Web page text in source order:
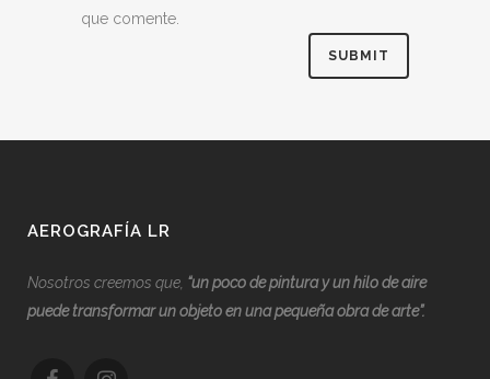
que comente.
AEROGRAFÍA LR
Nosotros creemos que, “un poco de pintura y un hilo de aire
puede transformar un objeto en una pequeña obra de arte”.